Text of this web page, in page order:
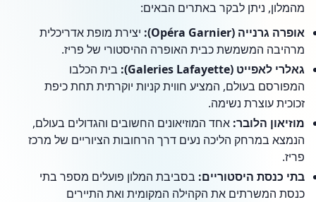
מהמלון, ניתן לבקר באתרים הבאים:
אופרה גרנייה (Opéra Garnier):
יצירת מופת אדריכלית
מרהיבה המשמשת כבית האופרה ההיסטורי של פריז.
גאלרי לאפייט (Galeries Lafayette):
בית הכלבו
המפורסם בעולם, המציע חווית קניות יוקרתית תחת כיפת
זכוכית עוצרת נשימה.
מוזיאון הלובר: אחד המוזיאונים החשובים והגדולים בעולם,
הנמצא במרחק הליכה נעים דרך הרחובות הציוריים של מרכז
פריז.
בתי כנסת היסטוריים: בסביבת המלון פועלים מספר בתי
כנסת המשרתים את הקהילה המקומית ואת התיירים